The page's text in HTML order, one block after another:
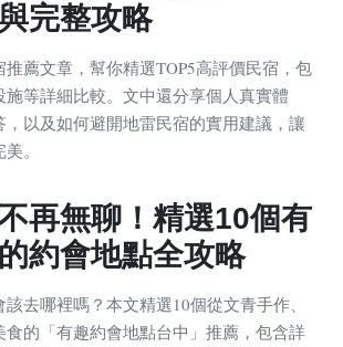
完整攻略
薦文章，幫你精選TOP5高評價民宿，包
等詳細比較。文中還分享個人真實體
以及如何避開地雷民宿的實用建議，讓
。
再無聊！精選10個有
約會地點全攻略
去哪裡嗎？本文精選10個從文青手作、
食的「有趣約會地點台中」推薦，包含詳